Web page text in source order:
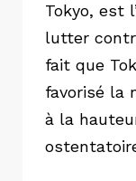
Tokyo, est
lutter
fait que
favorisé la
à la